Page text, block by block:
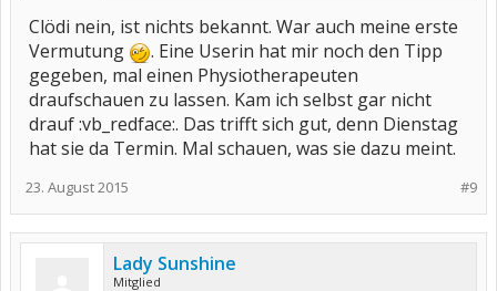
Clödi nein, ist nichts bekannt. War auch meine erste
Vermutung
. Eine Userin hat mir noch den Tipp
gegeben, mal einen Physiotherapeuten
draufschauen zu lassen. Kam ich selbst gar nicht
drauf :vb_redface:. Das trifft sich gut, denn Dienstag
hat sie da Termin. Mal schauen, was sie dazu meint.
#9
23. August 2015
Lady Sunshine
Mitglied